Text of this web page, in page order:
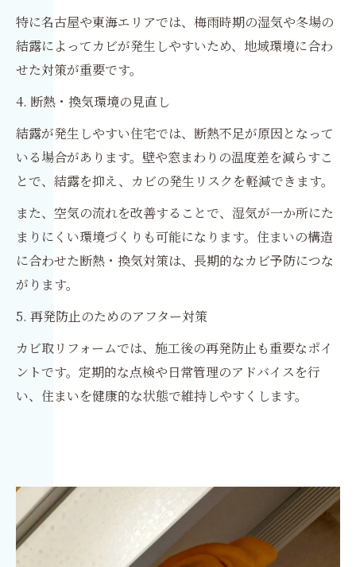
特に名古屋や東海エリアでは、梅雨時期の湿気や冬場の
結露によってカビが発生しやすいため、地域環境に合わ
せた対策が重要です。
4. 断熱・換気環境の見直し
結露が発生しやすい住宅では、断熱不足が原因となって
いる場合があります。壁や窓まわりの温度差を減らすこ
とで、結露を抑え、カビの発生リスクを軽減できます。
また、空気の流れを改善することで、湿気が一か所にた
まりにくい環境づくりも可能になります。住まいの構造
に合わせた断熱・換気対策は、長期的なカビ予防につな
がります。
5. 再発防止のためのアフター対策
カビ取リフォームでは、施工後の再発防止も重要なポイ
ントです。定期的な点検や日常管理のアドバイスを行
い、住まいを健康的な状態で維持しやすくします。